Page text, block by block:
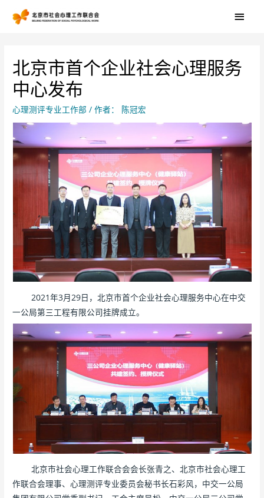
北京市首个企业社会心理服务
中心发布
心理测评专业工作部 / 作者： 陈冠宏
2021年3月29日，北京市首个企业社会心理服务中心在中交
一公局第三工程有限公司挂牌成立。
北京市社会心理工作联合会会长张青之、北京市社会心理工
作联合会理事、心理测评专业委员会秘书长石彩风，中交一公局